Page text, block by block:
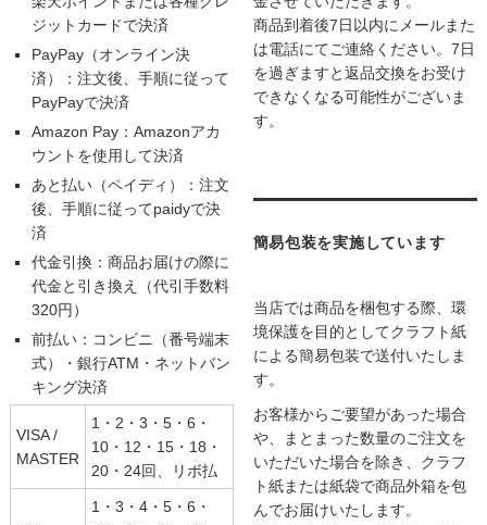
ジットカードで決済
PayPay（オンライン決
済）：注文後、手順に従って
PayPayで決済
Amazon Pay：Amazonアカ
ウントを使用して決済
あと払い（ペイディ）：注文
後、手順に従ってpaidyで決
済
代金引換：商品お届けの際に
代金と引き換え（代引手数料
320円）
前払い：コンビニ（番号端末
式）・銀行ATM・ネットバン
キング決済
VISA /
MASTER
1・2・3・5・6・
10・12・15・18・
20・24回、リボ払
1・3・4・5・6・
商品到着後7日以内にメールまた
は電話にてご連絡ください。7日
を過ぎますと返品交換をお受け
できなくなる可能性がございま
す。
簡易包装を実施しています
当店では商品を梱包する際、環
境保護を目的としてクラフト紙
による簡易包装で送付いたしま
す。
お客様からご要望があった場合
や、まとまった数量のご注文を
いただいた場合を除き、クラフ
ト紙または紙袋で商品外箱を包
んでお届けいたします。